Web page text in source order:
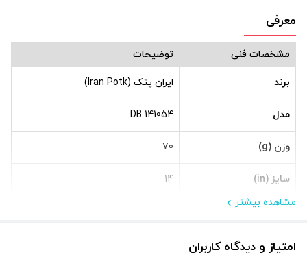
معرفی
مشخصات فنی توضیحات
برند ایران پتک (Iran Potk)
مدل DB 141054
وزن (g) 70
سایز (in)
14
مشاهده بیشتر
امتیاز و دیدگاه کاربران